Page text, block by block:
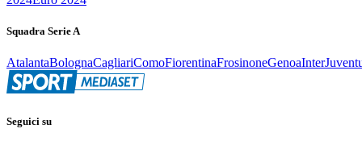
Squadra Serie A
AtalantaBolognaCagliariComoFiorentinaFrosinoneGenoaInter
Seguici su